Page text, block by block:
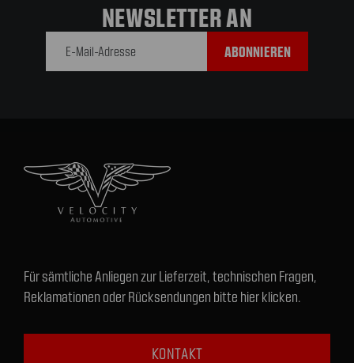
NEWSLETTER AN
Für sämtliche Anliegen zur Lieferzeit, technischen Fragen,
Reklamationen oder Rücksendungen bitte hier klicken.
KONTAKT